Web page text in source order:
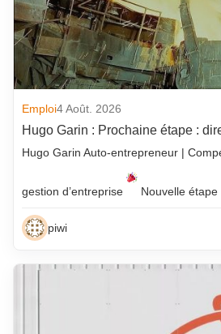
Emploi4 Août. 2026
Hugo Garin : Prochaine étape :
Hugo Garin Auto-entrepreneur |
gestion d’entreprise Nouvelle
piwi